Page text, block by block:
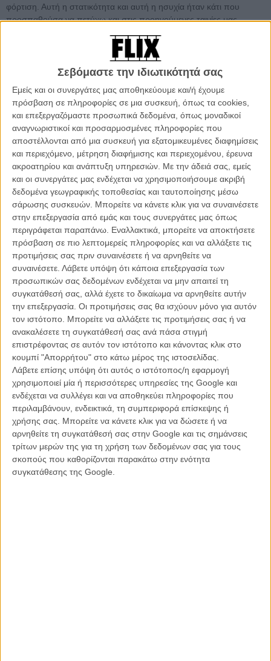
Σεβόμαστε την ιδιωτικότητά σας
Εμείς και οι συνεργάτες μας αποθηκεύουμε και/ή έχουμε
πρόσβαση σε πληροφορίες σε μια συσκευή, όπως τα cookies,
και επεξεργαζόμαστε προσωπικά δεδομένα, όπως μοναδικοί
αναγνωριστικοί και προσαρμοσμένες πληροφορίες που
αποστέλλονται από μια συσκευή για εξατομικευμένες διαφημίσεις
και περιεχόμενο, μέτρηση διαφήμισης και περιεχομένου, έρευνα
ακροατηρίου και ανάπτυξη υπηρεσιών. Με την άδειά σας, εμείς
και οι συνεργάτες μας ενδέχεται να χρησιμοποιήσουμε ακριβή
δεδομένα γεωγραφικής τοποθεσίας και ταυτοποίησης μέσω
σάρωσης συσκευών. Μπορείτε να κάνετε κλικ για να συναινέσετε
στην επεξεργασία από εμάς και τους συνεργάτες μας όπως
περιγράφεται παραπάνω. Εναλλακτικά, μπορείτε να αποκτήσετε
πρόσβαση σε πιο λεπτομερείς πληροφορίες και να αλλάξετε τις
προτιμήσεις σας πριν συναινέσετε ή να αρνηθείτε να
συναινέσετε. Λάβετε υπόψη ότι κάποια επεξεργασία των
προσωπικών σας δεδομένων ενδέχεται να μην απαιτεί τη
συγκατάθεσή σας, αλλά έχετε το δικαίωμα να αρνηθείτε αυτήν
την επεξεργασία. Οι προτιμήσεις σας θα ισχύουν μόνο για αυτόν
τον ιστότοπο. Μπορείτε να αλλάξετε τις προτιμήσεις σας ή να
ανακαλέσετε τη συγκατάθεσή σας ανά πάσα στιγμή
επιστρέφοντας σε αυτόν τον ιστότοπο και κάνοντας κλικ στο
κουμπί "Απορρήτου" στο κάτω μέρος της ιστοσελίδας.
Λάβετε επίσης υπόψη ότι αυτός ο ιστότοπος/η εφαρμογή
χρησιμοποιεί μία ή περισσότερες υπηρεσίες της Google και
ενδέχεται να συλλέγει και να αποθηκεύει πληροφορίες που
περιλαμβάνουν, ενδεικτικά, τη συμπεριφορά επίσκεψης ή
χρήσης σας. Μπορείτε να κάνετε κλικ για να δώσετε ή να
αρνηθείτε τη συγκατάθεσή σας στην Google και τις σημάνσεις
τρίτων μερών της για τη χρήση των δεδομένων σας για τους
σκοπούς που καθορίζονται παρακάτω στην ενότητα
συγκατάθεσης της Google.
φόρτιση. Αυτή η στατικότητα και αυτή η ησυχία ήταν κάτι που
προσπαθούσα να πετύχω και στις προηγούμενες ταινίες μας.
δυτική φόρμα αφήγησης, με κάποιο τρόπο μπαίνει από την πίσω
πόρτα και το γιαπωνέζικο στιλ. Για αυτό διάλεξα κι αυτές τις
τοποθεσίες που αποπνέουν συναισθηματισμό και ποίηση.
Εχει η ταινία να κάνει με την κρίση στην Ελλάδα;
Γιάννης Οικονομίδης:Κατά τη γνώμη μου μιλάει για την κρίση του
Δυτικού πολιτισμού. Μέσα εκεί εντάσσεται και η Ελλάδα, που
περνάει μία κρίση πιο εμφανή από τον υπόλοιπο κόσμο. Αυτή η
κρίση όμως δεν ξεδιπλώνεται στην ταινία με τη στενή έννοια - όπως
θα περίμενε κάποιος να κάνει ένας Ελληνας σκηνοθέτης. Ο καμβάς
της ταινίας είναι ο καμβάς ενός Δυτικού πολιτισμού σε ελεύθερη
πτώση - όλα είναι για πούλημα, για κάψιμο. Παρακμή. Η Ελλάδα
βρισκόταν σε κρίση εδώ και χρόνια. Ολες μου οι ταινίες μιλούσαν για
την κρίση - μια γενικότερη κρίση, όχι τη στενά οικονομική. Ελπίζω
στην ταινία να έχω καταφέρει να το δείξω αυτό, να το έχω αποδώσει
σωστά.
Γιατί ξεκινάτε το φιλμ τόσο υπνωτικά, με τόσο αργούς
ρυθμούς;
Γιάννης Οικονομίδης:Η έννοια του «αργού» ή του «γρήγορου»
είναι σχετική. Κατά τη δική μου άποψη η ταινία δεν ξεκινάει αργά,
ούτε το πρώτο μέρος είναι αργό. Ο κάθε δημιουργός έχει τη δική
του αίσθηση του ρυθμού. Είναι ο χρόνος που χρειάζεται για να μας
συστηθεί ο ήρωας, ο χώρος του, η μοναξιά του. Για να αισθανθείς
και να νιώσεις στο σινεμά, καμιά φορά χρειάζεται να κάνεις και μία
παύση. Κι εδώ εχουμε να κάνουμε με ένα δύσκολο ήρωα και μία
δύσκολη ταινία που καταλήγει στο ζήτημα της αυτοδικίας. Κι αυτό
για να δικαιωθεί με κάποιο τρόπο χρειάζεται στήριξη. Χρειάζεται να
έχεις χρόνο για να μείνεις μαζί με τον ήρωα. Να τον καταλάβεις.
Είναι πολύ ήσυχη ταινία - μου θύμισε τα παλιά γαλλικά νουάρ,
αλλά και ταινίες του Αγγελόπουλου...